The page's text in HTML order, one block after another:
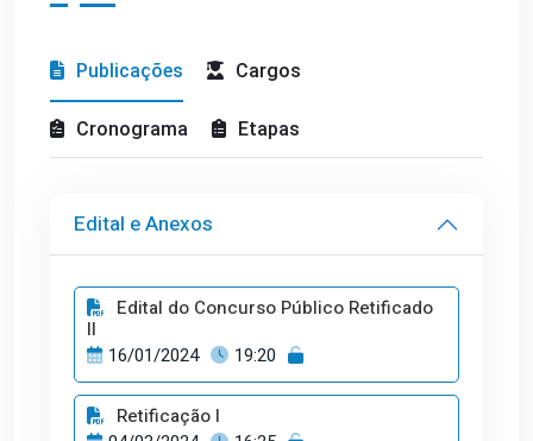
Publicações Cargos
Cronograma Etapas
Edital e Anexos
Edital do Concurso Público Retificado
II
16/01/2024 19:20
Retificação I